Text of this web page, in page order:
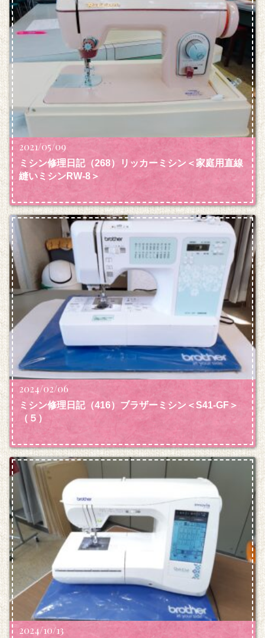
2021/05/09
ミシン修理日記（268）リッカーミシン＜家庭用直線
縫いミシンRW-8＞
2024/02/06
ミシン修理日記（416）ブラザーミシン＜S41-GF＞
（５）
2024/10/13